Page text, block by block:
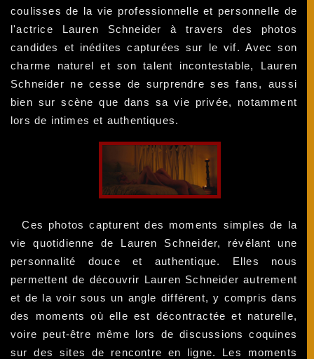
coulisses de la vie professionnelle et personnelle de
l'actrice Lauren Schneider à travers des photos
candides et inédites capturées sur le vif. Avec son
charme naturel et son talent incontestable, Lauren
Schneider ne cesse de surprendre ses fans, aussi
bien sur scène que dans sa vie privée, notamment
lors de intimes et authentiques.
Ces photos capturent des moments simples de la
vie quotidienne de Lauren Schneider, révélant une
personnalité douce et authentique. Elles nous
permettent de découvrir Lauren Schneider autrement
et de la voir sous un angle différent, y compris dans
des moments où elle est décontractée et naturelle,
voire peut-être même lors de discussions coquines
sur des sites de rencontre en ligne. Les moments